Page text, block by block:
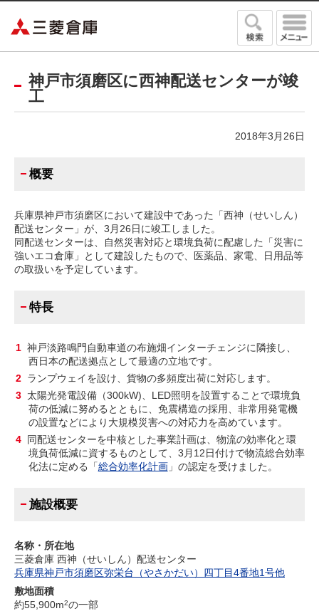
神戸市須磨区に西神配送センターが竣
工
2018年3月26日
概要
兵庫県神戸市須磨区において建設中であった「西神（せいしん）
配送センター」が、3月26日に竣工しました。
同配送センターは、自然災害対応と環境負荷に配慮した「災害に
強いエコ倉庫」として建設したもので、医薬品、家電、日用品等
の取扱いを予定しています。
特長
1 神戸淡路鳴門自動車道の布施畑インターチェンジに隣接し、
西日本の配送拠点として最適の立地です。
2 ランプウェイを設け、貨物の多頻度出荷に対応します。
3 太陽光発電設備（300kW)、LED照明を設置することで環境負
荷の低減に努めるとともに、免震構造の採用、非常用発電機
の設置などにより大規模災害への対応力を高めています。
4 同配送センターを中核とした事業計画は、物流の効率化と環
境負荷低減に資するものとして、3月12日付けで物流総合効率
化法に定める「総合効率化計画」の認定を受けました。
施設概要
名称・所在地
三菱倉庫 西神（せいしん）配送センター
兵庫県神戸市須磨区弥栄台（やさかだい）四丁目4番地1号他
敷地面積
約55,900m2の一部